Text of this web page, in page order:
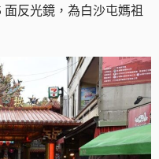
反光鏡，為白沙屯媽祖